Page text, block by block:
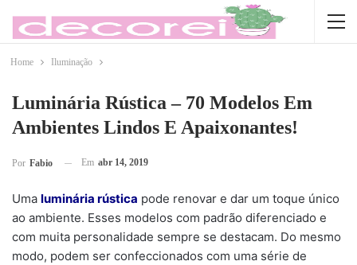
Home Iluminação
Luminária Rústica – 70 Modelos Em
Ambientes Lindos E Apaixonantes!
Por Fabio Em abr 14, 2019
Uma luminária rústica pode renovar e dar um toque único
ao ambiente. Esses modelos com padrão diferenciado e
com muita personalidade sempre se destacam. Do mesmo
modo, podem ser confeccionados com uma série de